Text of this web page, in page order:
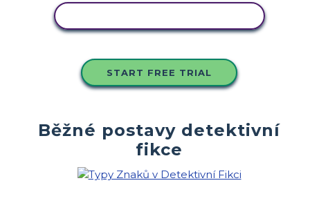
START FREE TRIAL
Běžné postavy detektivní
fikce